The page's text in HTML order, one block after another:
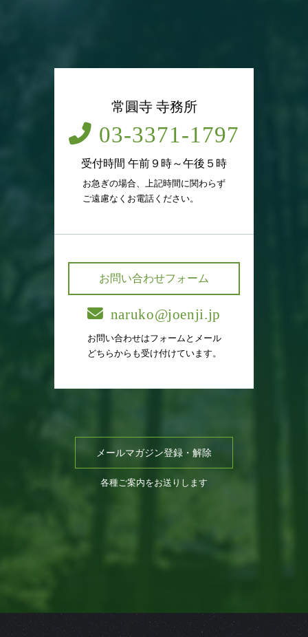
常圓寺 寺務所
03-3371-1797
受付時間 午前９時～午後５時
お急ぎの場合、上記時間に関わらず
ご遠慮なくお電話ください。
お問い合わせフォーム
naruko@joenji.jp
お問い合わせはフォームとメール
どちらからも受け付けています。
メールマガジン登録・解除
各種ご案内をお送りします